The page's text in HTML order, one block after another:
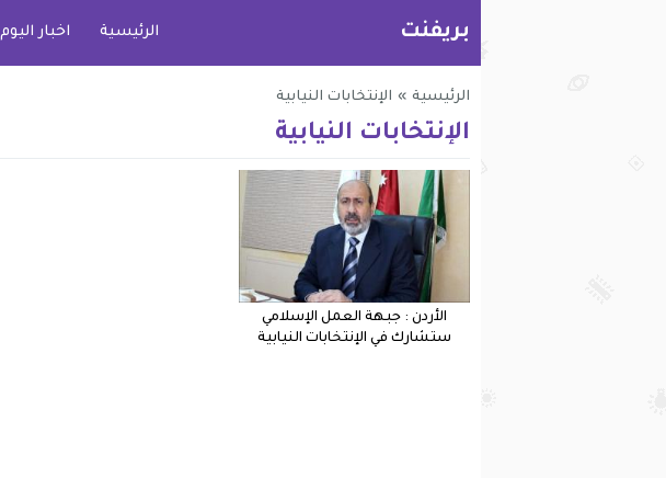
بريفنت الرئيسية اخبار اليوم
الرئيسية » الإنتخابات النيابية
الإنتخابات النيابية
الأردن : جبهة العمل الإسلامي
ستشارك في الإنتخابات النيابية